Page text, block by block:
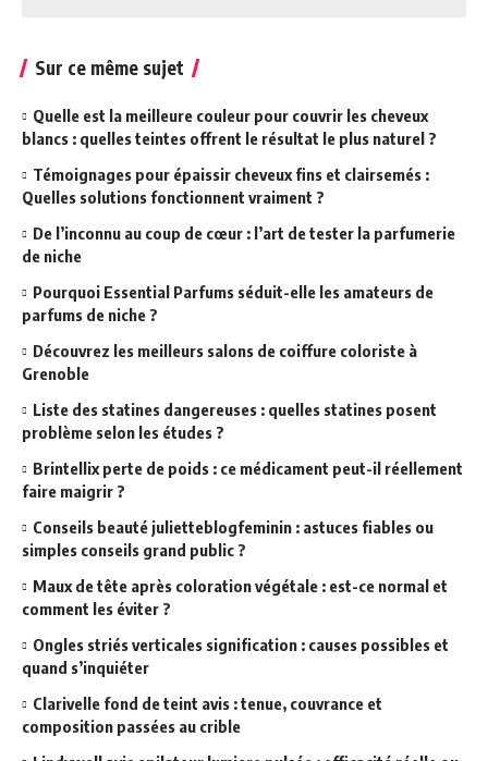
Sur ce même sujet
Quelle est la meilleure couleur pour couvrir les cheveux
blancs : quelles teintes offrent le résultat le plus naturel ?
Témoignages pour épaissir cheveux fins et clairsemés :
Quelles solutions fonctionnent vraiment ?
De l’inconnu au coup de cœur : l’art de tester la parfumerie
de niche
Pourquoi Essential Parfums séduit-elle les amateurs de
parfums de niche ?
Découvrez les meilleurs salons de coiffure coloriste à
Grenoble
Liste des statines dangereuses : quelles statines posent
problème selon les études ?
Brintellix perte de poids : ce médicament peut-il réellement
faire maigrir ?
Conseils beauté julietteblogfeminin : astuces fiables ou
simples conseils grand public ?
Maux de tête après coloration végétale : est-ce normal et
comment les éviter ?
Ongles striés verticales signification : causes possibles et
quand s’inquiéter
Clarivelle fond de teint avis : tenue, couvrance et
composition passées au crible